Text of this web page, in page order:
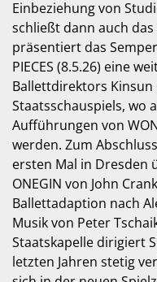
Einbeziehung von
schließt dann auch
präsentiert das
PIECES (8.5.26) eine
Ballettdirektors Kinsun
Staatsschauspiels, wo
Aufführungen von
werden. Zum
ersten Mal in Dresden
ONEGIN von John
Ballettadaption nach
Musik von Peter
Staatskapelle dirigiert
letzten Jahren stetig